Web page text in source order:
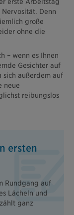
Denn
große
ohne die
– wenn es Ihnen
Gesichter auf
sich außerdem auf
neue
reibungslos
ersten
Rundgang auf
Lächeln und
ganz